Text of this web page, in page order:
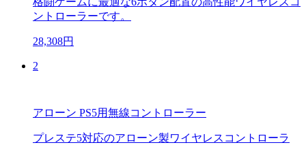
ントローラーです。
28,308円
2
アローン PS5用無線コントローラー
プレステ5対応のアローン製ワイヤレスコントローラ